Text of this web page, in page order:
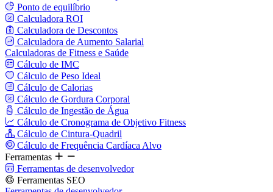
Ponto de equilíbrio
Calculadora ROI
Calculadora de Descontos
Calculadora de Aumento Salarial
Calculadoras de Fitness e Saúde
Cálculo de IMC
Cálculo de Peso Ideal
Cálculo de Calorias
Cálculo de Gordura Corporal
Cálculo de Ingestão de Água
Cálculo de Cronograma de Objetivo Fitness
Cálculo de Cintura-Quadril
Cálculo de Frequência Cardíaca Alvo
Ferramentas
Ferramentas de desenvolvedor
Ferramentas SEO